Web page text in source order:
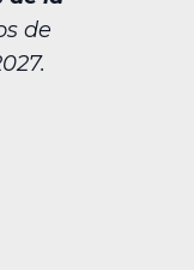
de